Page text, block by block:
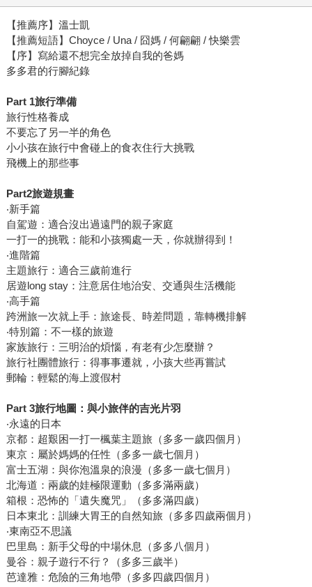
【推薦序】溫士凱
【推薦短語】Choyce / Una / 囧媽 / 何翩翩 / 快樂雲
【序】寫給還不想完全放掉自我的爸媽
多多君的行腳紀錄
Part 1旅行準備
旅行性格養成
不要忘了另一半的角色
小小孩在旅行中會碰上的食衣住行大挑戰
飛機上的那些事
Part2旅遊規畫
‧新手篇
自駕遊：適合沒出過遠門的親子家庭
一打一的挑戰：能和小孩獨處一天，你就辦得到！
‧進階篇
主題旅行：適合三歲前進行
居遊long stay：注意居住地治安、交通與生活機能
‧高手篇
跨洲旅一次就上手：旅途長、時差問題，靠轉機排解
‧特別篇：不一樣的旅遊
家族旅行：三明治的煩惱，有老有少怎麼辦？
旅行社團體旅行：得事事遷就，小孩大些再嘗試
郵輪：輕鬆的海上渡假村
Part 3旅行地圖：與小旅伴的吉光片羽
‧永遠的日本
京都：超艱困一打一楓葉主題旅（多多一歲四個月）
東京：屬於媽媽的任性（多多一歲七個月）
富士五湖：與你泡溫泉的浪漫（多多一歲七個月）
北海道：兩歲的娃極限運動（多多滿兩歲）
箱根：恐怖的「遺失魔咒」（多多滿四歲）
日本東北：訓練大胃王的自然知旅（多多四歲兩個月）
‧東南亞不思議
巴里島：新手父母的中場休息（多多八個月）
曼谷：親子遊行不行？（多多三歲半）
芭達雅：危險的三角地帶（多多四歲四個月）